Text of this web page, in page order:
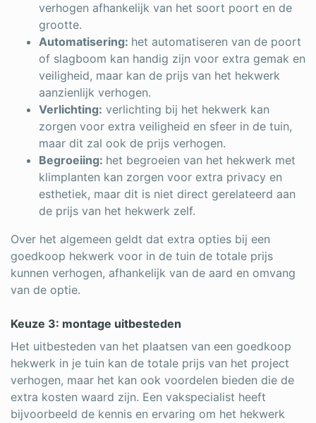
verhogen afhankelijk van het soort poort en de
grootte.
Automatisering: het automatiseren van de poort
of slagboom kan handig zijn voor extra gemak en
veiligheid, maar kan de prijs van het hekwerk
aanzienlijk verhogen.
Verlichting: verlichting bij het hekwerk kan
zorgen voor extra veiligheid en sfeer in de tuin,
maar dit zal ook de prijs verhogen.
Begroeiing: het begroeien van het hekwerk met
klimplanten kan zorgen voor extra privacy en
esthetiek, maar dit is niet direct gerelateerd aan
de prijs van het hekwerk zelf.
Over het algemeen geldt dat extra opties bij een
goedkoop hekwerk voor in de tuin de totale prijs
kunnen verhogen, afhankelijk van de aard en omvang
van de optie.
Keuze 3: montage uitbesteden
Het uitbesteden van het plaatsen van een goedkoop
hekwerk in je tuin kan de totale prijs van het project
verhogen, maar het kan ook voordelen bieden die de
extra kosten waard zijn. Een vakspecialist heeft
bijvoorbeeld de kennis en ervaring om het hekwerk